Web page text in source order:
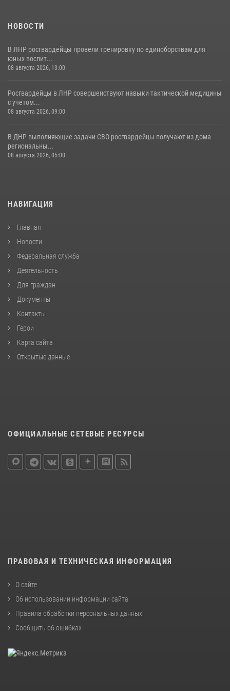
НОВОСТИ
В ЛНР росгвардейцы провели тренировку по единоборствам для
юных воспит...
08 августа 2026, 13:00
Росгвардейцы в ЛНР совершенствуют навыки тактической медицины
с учетом...
08 августа 2026, 09:00
В ДНР выполняющие задачи СВО росгвардейцы получают из дома
региональны...
08 августа 2026, 05:00
НАВИГАЦИЯ
Главная
Новости
Федеральная служба
Деятельность
Для граждан
Документы
Контакты
Герои
Карта сайта
Открытые данные
ОФИЦИАЛЬНЫЕ СЕТЕВЫЕ РЕСУРСЫ
ПРАВОВАЯ И ТЕХНИЧЕСКАЯ ИНФОРМАЦИЯ
О сайте
Об использовании информации сайта
Правила обработки персональных данных
Сообщить об ошибках